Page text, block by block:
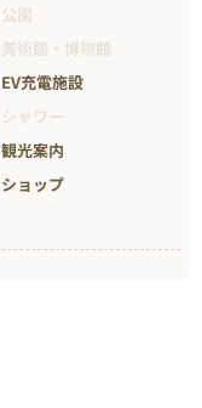
公園
美術館・博物館
EV充電施設
シャワー
観光案内
ショップ